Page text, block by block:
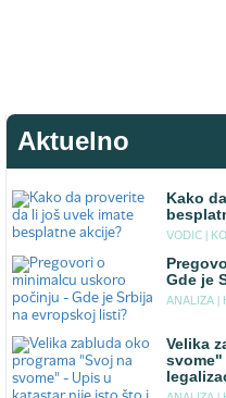
Aktuelno
Kako
VODIC |
Gde je
ANALIZA |
Velika